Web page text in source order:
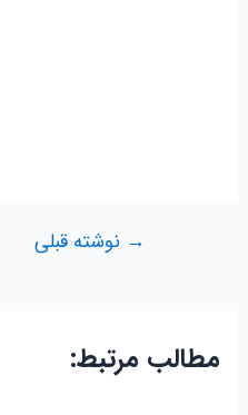
راهبری
→ نوشته قبلی
مطالب مرتبط: